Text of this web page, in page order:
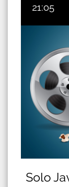
21:05
Solo